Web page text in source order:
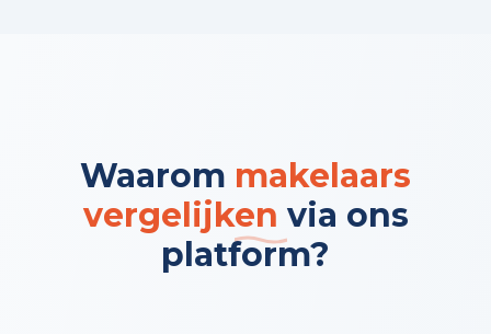
Waarom makelaars
vergelijken via ons
platform?